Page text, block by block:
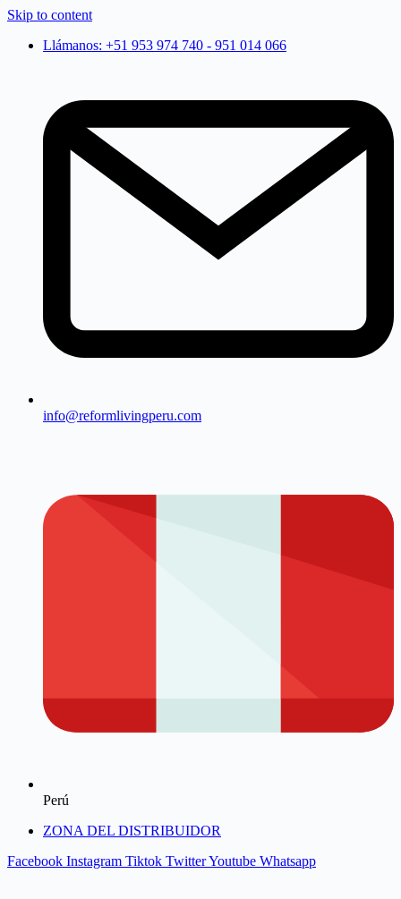
Skip to content
Llámanos: +51 953 974 740 - 951 014 066
info@reformlivingperu.com
Perú
ZONA DEL DISTRIBUIDOR
Facebook Instagram Tiktok TwitterYoutube Whatsapp